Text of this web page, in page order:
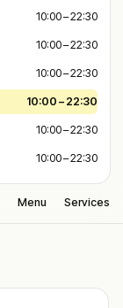
10:00 – 22:30
10:00 – 22:30
10:00 – 22:30
10:00 – 22:30
10:00 – 22:30
10:00 – 22:30
Menu Services